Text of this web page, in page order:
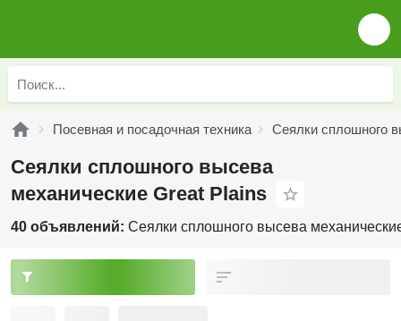
Посевная и посадочная техника Сеялки сплошного
Сеялки сплошного высева
механические Great Plains
40 объявлений: Сеялки сплошного высева